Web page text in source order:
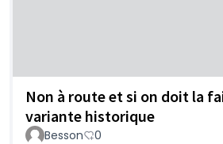
Non à route et si on doit la
variante historique
Besson 0